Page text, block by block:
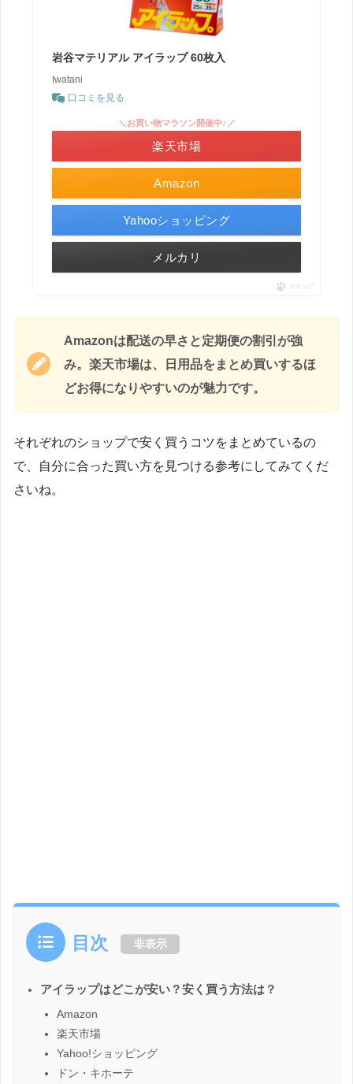
岩谷マテリアル アイラップ 60枚入
Iwatani
口コミを見る
Amazon
＼お買い物マラソン開催中♪／
楽天市場
Yahooショッピング
メルカリ
ポチップ
Amazonは配送の早さと定期便の割引が強
み。楽天市場は、日用品をまとめ買いするほ
どお得になりやすいのが魅力です。
それぞれのショップで安く買うコツをまとめているの
で、自分に合った買い方を見つける参考にしてみてくだ
さいね。
目次 非表示
アイラップはどこが安い？安く買う方法は？
Amazon
楽天市場
Yahoo!ショッピング
ドン・キホーテ